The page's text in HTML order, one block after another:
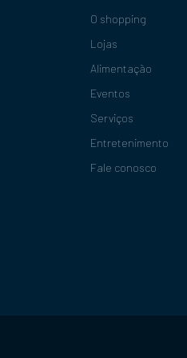
O shopping
Lojas
Alimentação
Eventos
Serviços
Entretenimento
Fale conosco